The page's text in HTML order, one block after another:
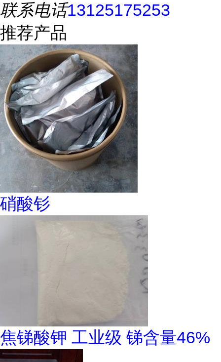
联系电话13125175253
推荐产品
硝酸钐
焦锑酸钾 工业级 锑含量46%